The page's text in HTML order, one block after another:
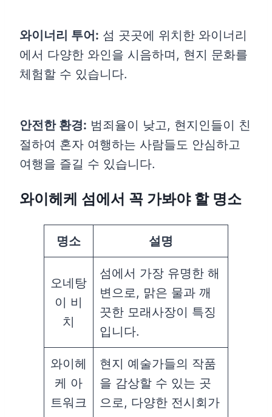
와이너리 투어: 섬 곳곳에 위치한 와이너리
에서 다양한 와인을 시음하며, 현지 문화를
체험할 수 있습니다.
안전한 환경: 범죄율이 낮고, 현지인들이 친
절하여 혼자 여행하는 사람들도 안심하고
여행을 즐길 수 있습니다.
와이헤케 섬에서 꼭 가봐야 할 명소
명소 설명
오네탕
이 비
치
섬에서 가장 유명한 해
변으로, 맑은 물과 깨
끗한 모래사장이 특징
입니다.
와이헤
케 아
트워크
현지 예술가들의 작품
을 감상할 수 있는 곳
으로, 다양한 전시회가